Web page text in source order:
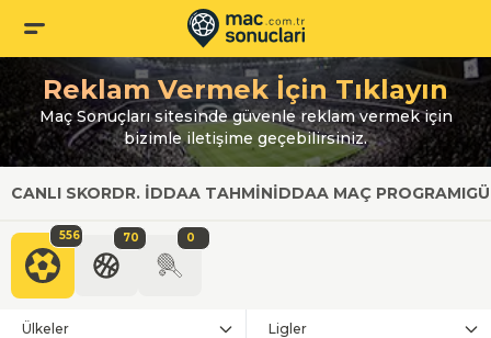
Reklam Vermek İçin Tıklayın
Maç Sonuçları sitesinde güvenle reklam vermek için
bizimle iletişime geçebilirsiniz.
CANLI SKORDR. İDDAA TAHMINİDDAA MAÇ PROGRAMI
556 70 0
Ülkeler Ligler